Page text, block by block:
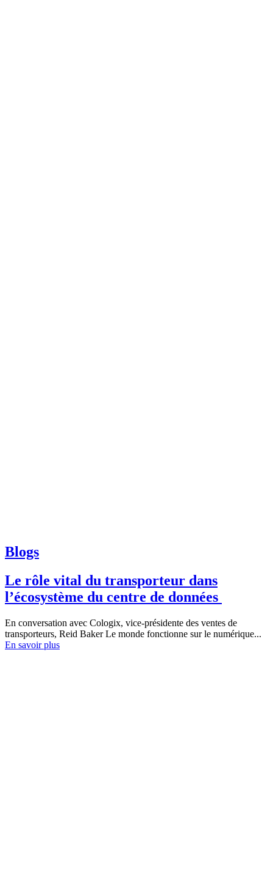
Blogs
Le rôle vital du transporteur dans
l’écosystème du centre de données
En conversation avec Cologix, vice-présidente des ventes de
transporteurs, Reid Baker Le monde fonctionne sur le numérique...
En savoir plus